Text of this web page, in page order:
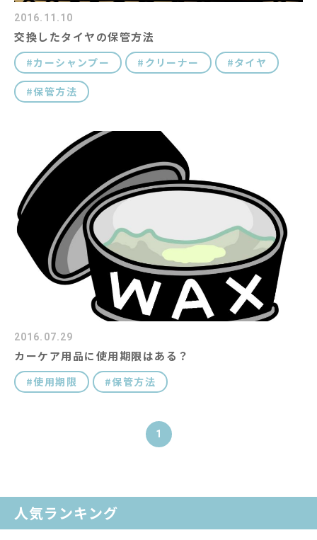
2016.11.10
交換したタイヤの保管方法
カーシャンプー クリーナー タイヤ
保管方法
2016.07.29
カーケア用品に使用期限はある？
使用期限 保管方法
1
人気ランキング